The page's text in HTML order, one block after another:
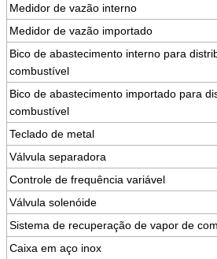
Medidor de vazão interno
Medidor de vazão importado
Bico de abastecimento interno para
combustível
Bico de abastecimento importado para
combustível
Teclado de metal
Válvula separadora
Controle de frequência variável
Válvula solenóide
Sistema de recuperação de vapor de
Caixa em aço inox